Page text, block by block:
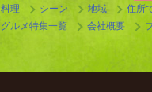
料理
シーン 地域
住所
グルメ特集一覧
会社概要